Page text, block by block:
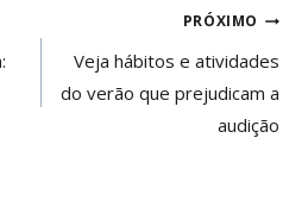
PRÓXIMO
Veja hábitos e atividades
do verão que prejudicam a
audição